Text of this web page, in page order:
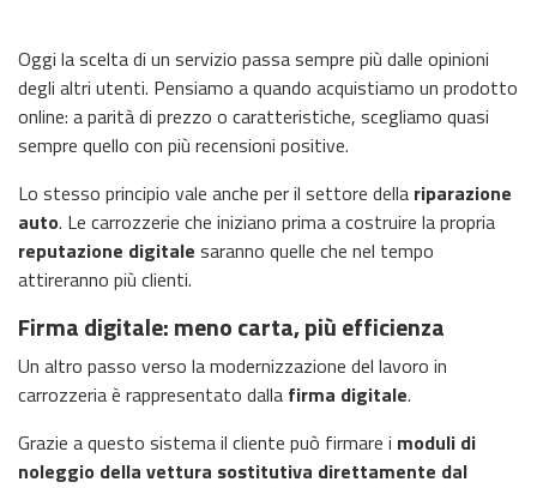
Oggi la scelta di un servizio passa sempre più dalle opinioni
degli altri utenti. Pensiamo a quando acquistiamo un prodotto
online: a parità di prezzo o caratteristiche, scegliamo quasi
sempre quello con più recensioni positive.
Lo stesso principio vale anche per il settore della riparazione
auto. Le carrozzerie che iniziano prima a costruire la propria
reputazione digitale saranno quelle che nel tempo
attireranno più clienti.
Firma digitale: meno carta, più efficienza
Un altro passo verso la modernizzazione del lavoro in
carrozzeria è rappresentato dalla firma digitale.
Grazie a questo sistema il cliente può firmare i moduli di
noleggio della vettura sostitutiva direttamente dal